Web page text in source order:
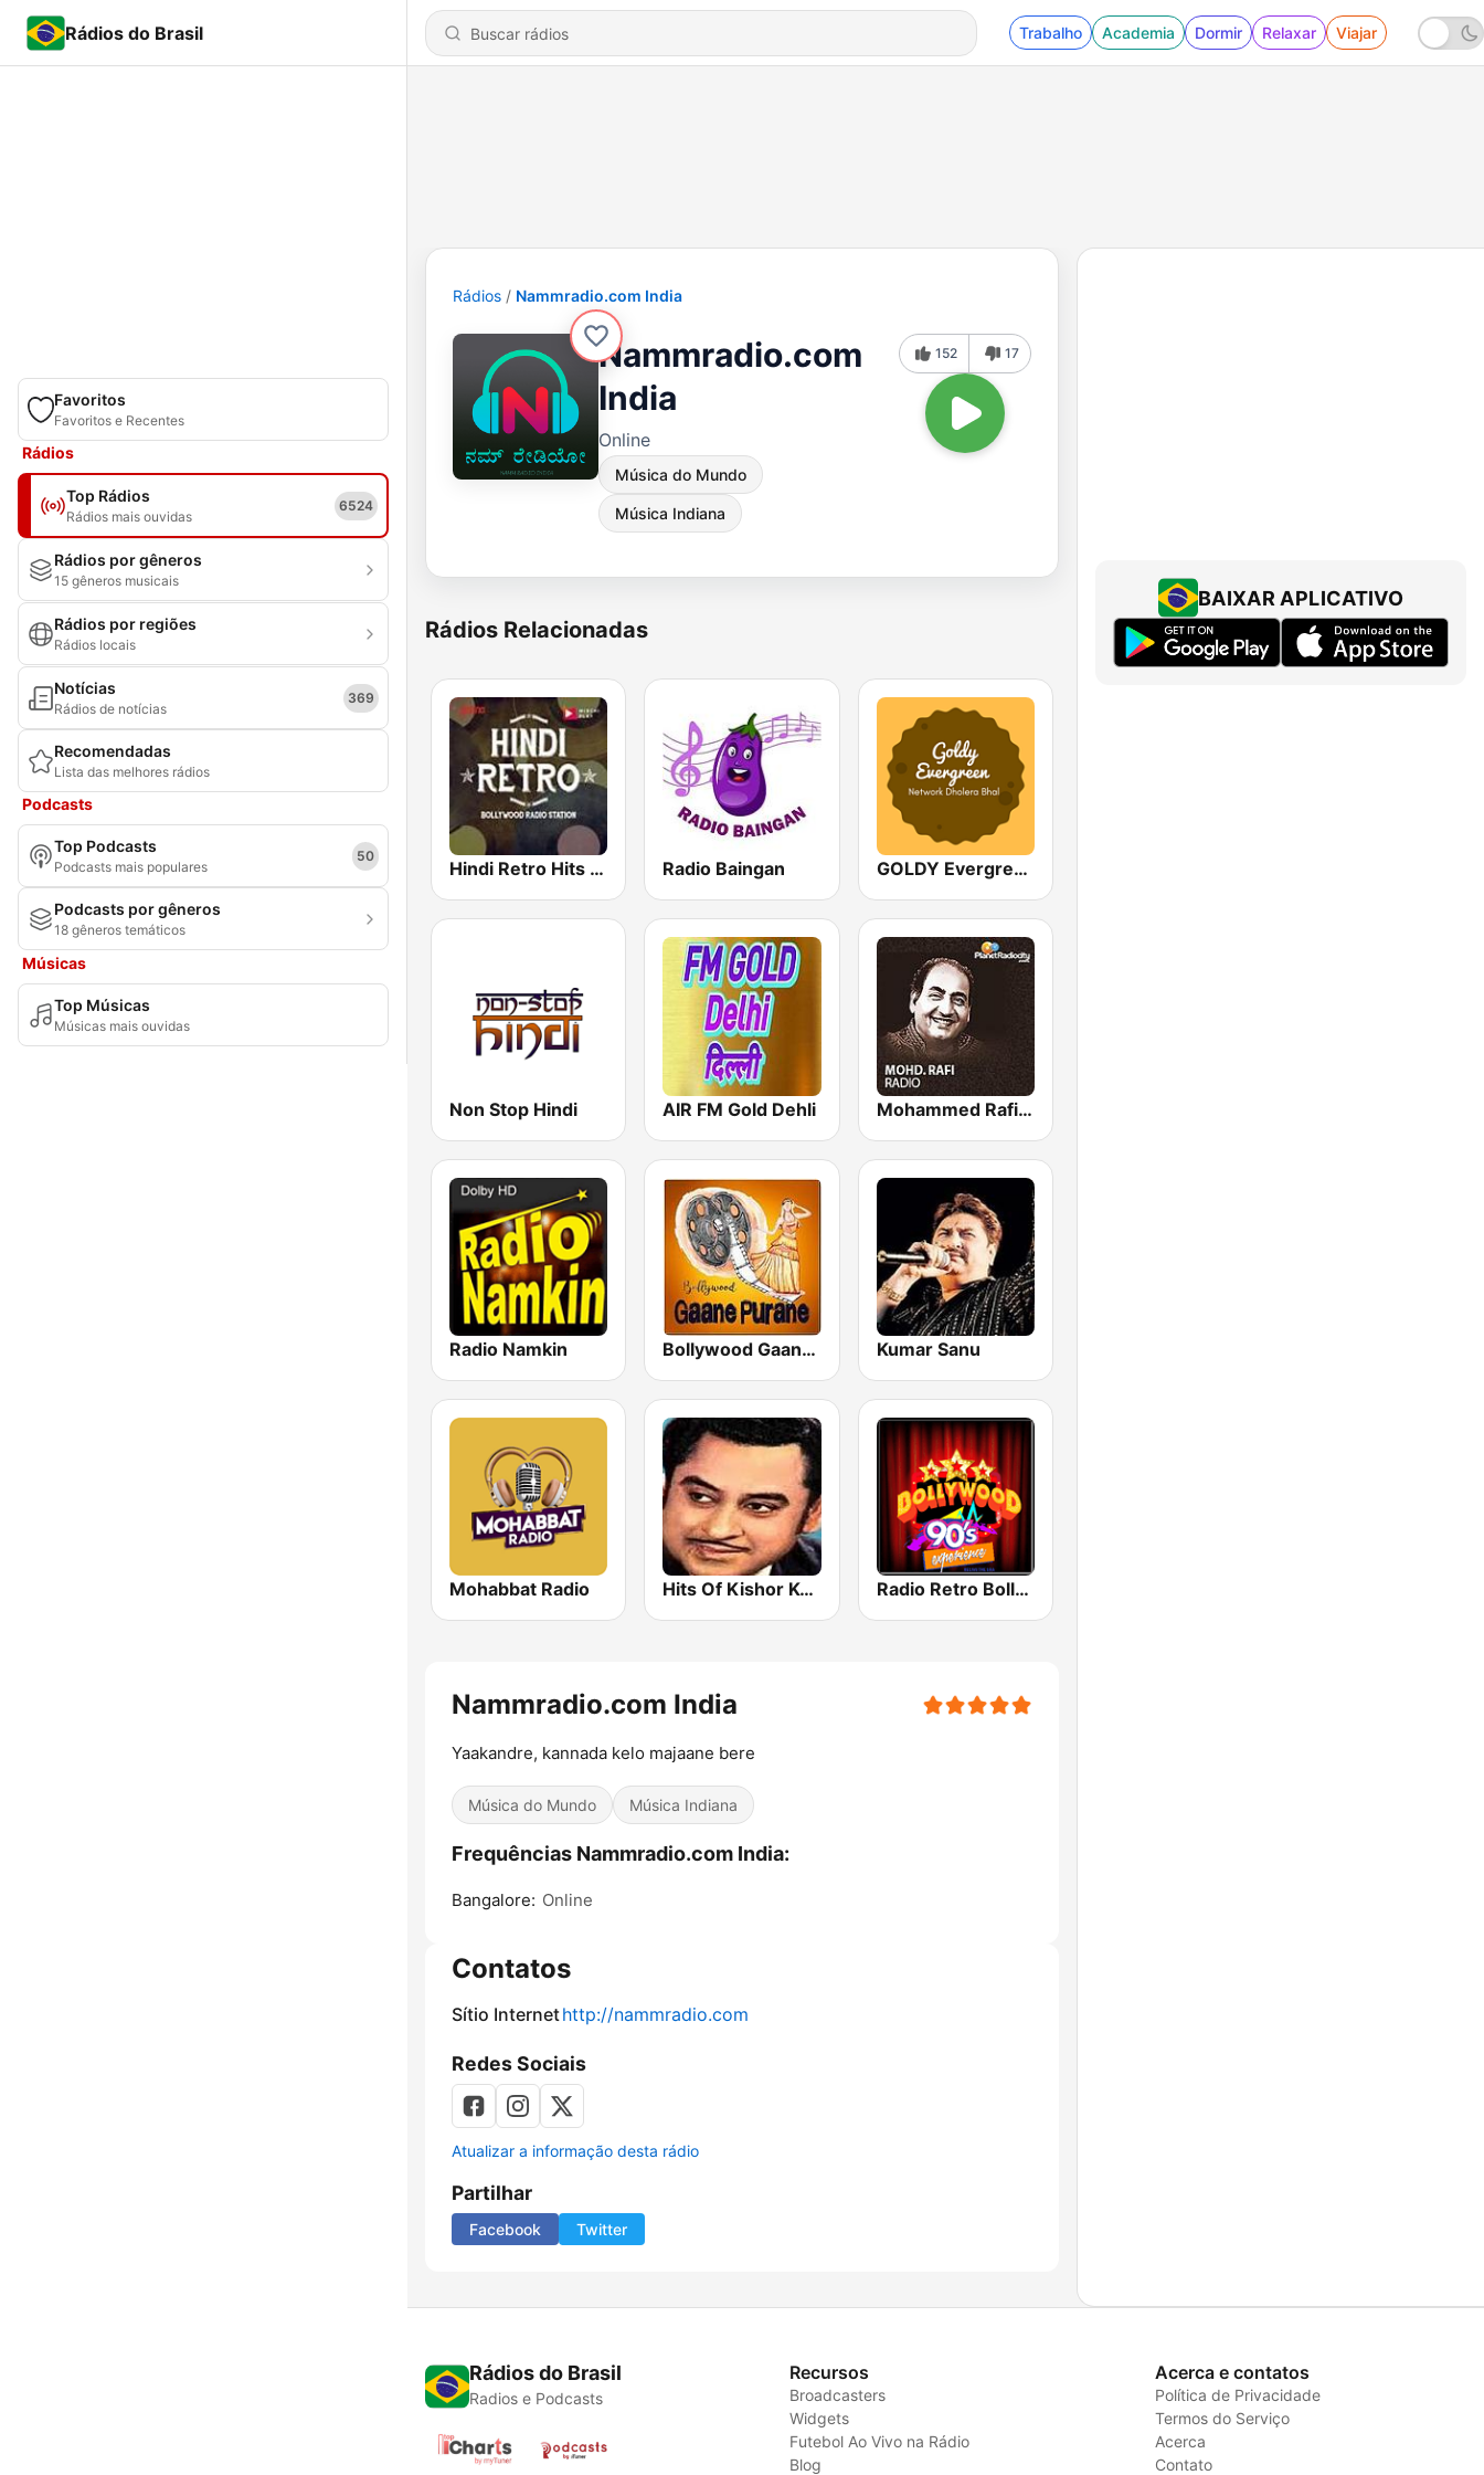
Rádios do Brasil Trabalho Academia Dormir Relaxar Viajar
Favoritos
Favoritos e Recentes
Rádios
Top Rádios
Rádios mais ouvidas
6524
Rádios por gêneros
15 gêneros musicais
Rádios por regiões
Rádios locais
Notícias
Rádios de notícias
369
Recomendadas
Lista das melhores rádios
Podcasts
Top Podcasts
Podcasts mais populares
50
Podcasts por gêneros
18 gêneros temáticos
Músicas
Top Músicas
Músicas mais ouvidas
Rádios Nammradio.com India
Nammradio.com
India
Online
Música do Mundo
Música Indiana
152 17
Rádios Relacionadas
Hindi Retro Hits Radio Radio Baingan GOLDY Evergreen
Non Stop Hindi AIR FM Gold Dehli Mohammed Rafi Radio
Radio Namkin Bollywood Gaane Purane Kumar Sanu
Mohabbat Radio Hits Of Kishor Kumar Radio Retro Bollywood 90s
Nammradio.com India
Yaakandre, kannada kelo majaane bere
Música do Mundo Música Indiana
Frequências Nammradio.com India:
Bangalore: Online
Contatos
Sítio Internethttp://nammradio.com
Redes Sociais
Atualizar a informação desta rádio
Partilhar
Facebook Twitter
BAIXAR APLICATIVO
Rádios do Brasil
Radios e Podcasts
Recursos
Broadcasters
Widgets
Futebol Ao Vivo na Rádio
Blog
Acerca e contatos
Política de Privacidade
Termos do Serviço
Acerca
Contato